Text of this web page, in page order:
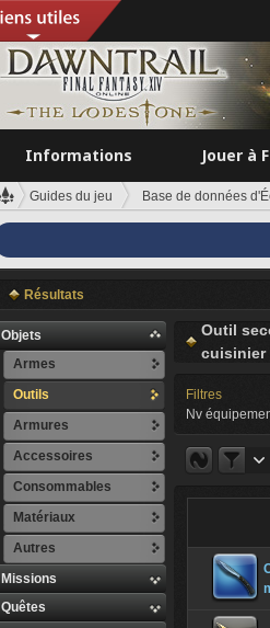
Informations Jouer à
Guides du jeu Base de données
Résultats
Objets
Armes
Outils
Armures
Accessoires
Consommables
Matériaux
Autres
Missions
Quêtes
Outil
cuisinier
Filtres
Nv